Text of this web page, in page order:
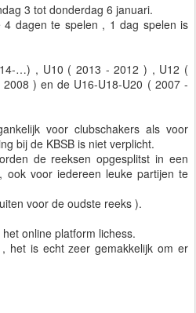
3 tot donderdag 6 januari.
dagen te spelen , 1 dag spelen is
…) , U10 ( 2013 - 2012 ) , U12 (
) en de U16-U18-U20 ( 2007 -
voor clubschakers als voor
bij de KBSB is niet verplicht.
de reeksen opgesplitst in een
ook voor iedereen leuke partijen te
voor de oudste reeks ).
online platform lichess.
het is echt zeer gemakkelijk om er